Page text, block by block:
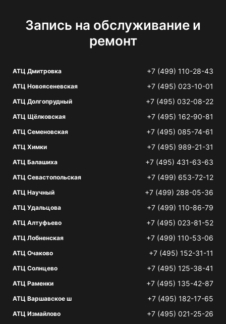
Запись на обслуживание и
ремонт
АТЦ Дмитровка +7 (499) 110-28-43
АТЦ Новоясеневская +7 (495) 023-10-01
АТЦ Долгопрудный +7 (495) 032-08-22
АТЦ Щёлковская +7 (495) 162-90-81
АТЦ Семеновская +7 (495) 085-74-61
АТЦ Химки +7 (495) 989-21-31
АТЦ Балашиха +7 (495) 431-63-63
АТЦ Севастопольская +7 (499) 653-72-12
АТЦ Научный +7 (499) 288-05-36
АТЦ Удальцова +7 (499) 110-86-79
АТЦ Алтуфьево +7 (495) 023-81-52
АТЦ Лобненская +7 (499) 110-53-06
АТЦ Очаково +7 (495) 152-31-11
АТЦ Солнцево +7 (495) 125-38-41
АТЦ Раменки +7 (495) 135-42-87
АТЦ Варшавское ш +7 (495) 182-17-65
АТЦ Измайлово +7 (495) 021-25-26